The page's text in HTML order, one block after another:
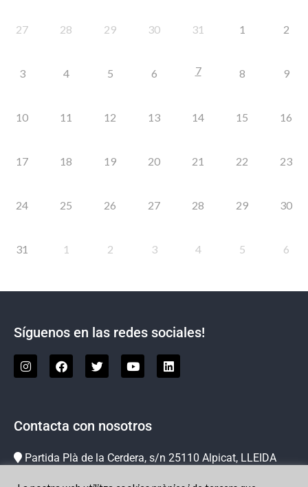
27 28 29 30 31 1 2
3 4 5 6 7 8 9
10 11 12 13 14 15 16
17 18 19 20 21 22 23
24 25 26 27 28 29 30
31 1 2 3 4 5 6
Síguenos en las redes sociales!
Contacta con nosotros
Partida Plà de la Cerdera, s/n 25110 Alpicat, LLEIDA